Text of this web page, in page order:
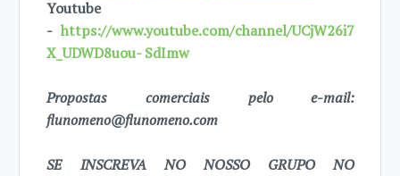
Youtube
-https://www.youtube.com/channel/UCjW26i7
X_UDWD8uou- SdImw
Propostas comerciais pelo e-mail:
flunomeno@flunomeno.com
SE INSCREVA NO NOSSO GRUPO NO